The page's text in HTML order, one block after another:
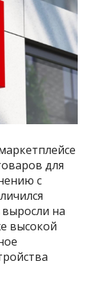
для
с
на
высокой